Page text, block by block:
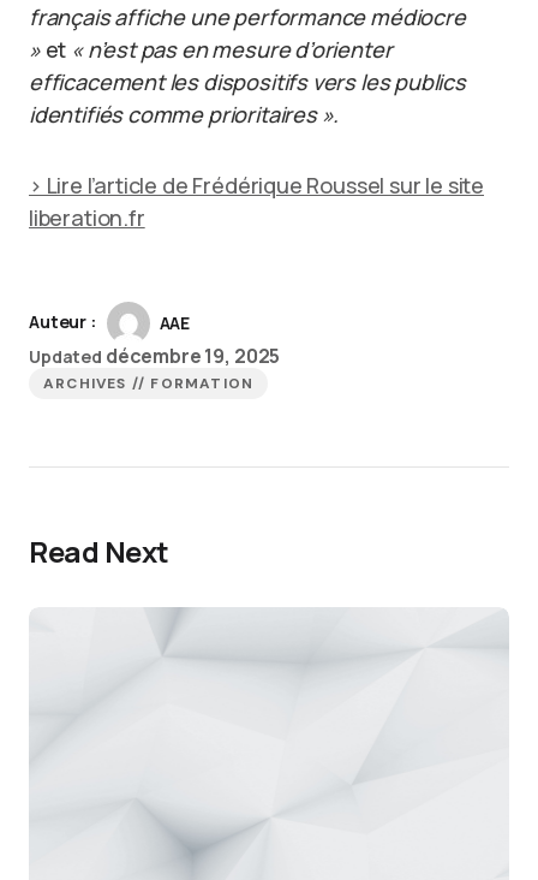
français affiche une performance médiocre
» et « n’est pas en mesure d’orienter
efficacement les dispositifs vers les publics
identifiés comme prioritaires ».
> Lire l’article de Frédérique Roussel sur le site
liberation.fr
Auteur :
AAE
Updated décembre 19, 2025
ARCHIVES // FORMATION
Read Next